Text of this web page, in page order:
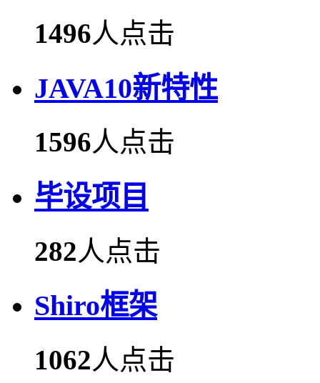
1496人点击
JAVA10新特性
1596人点击
毕设项目
282人点击
Shiro框架
1062人点击